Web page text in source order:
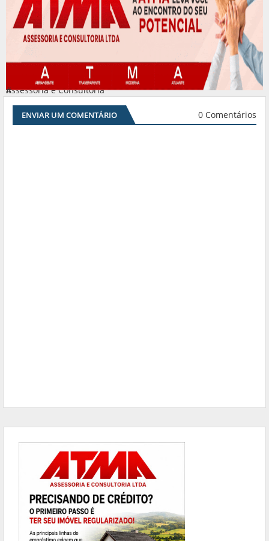
Assessoria e Consultoria
#
ENVIAR UM COMENTÁRIO 0 Comentários